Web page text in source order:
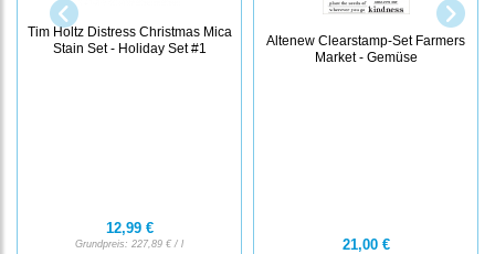
Tim Holtz Distress Christmas Mica
Stain Set - Holiday Set #1
12,99 €
Grundpreis: 227,89 € / l
Altenew Clearstamp-Set Farmers
Market - Gemüse
21,00 €